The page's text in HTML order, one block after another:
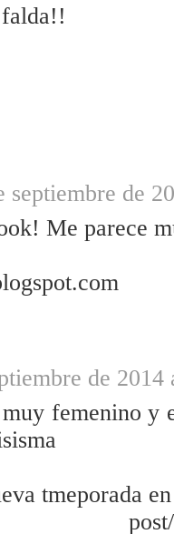
septiembre de
Me parece
de 2014
femenino y
tmeporada